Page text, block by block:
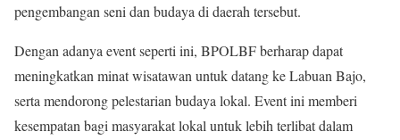
pengembangan seni dan budaya di daerah tersebut.
Dengan adanya event seperti ini, BPOLBF berharap dapat
meningkatkan minat wisatawan untuk datang ke Labuan Bajo,
serta mendorong pelestarian budaya lokal. Event ini memberi
kesempatan bagi masyarakat lokal untuk lebih terlibat dalam